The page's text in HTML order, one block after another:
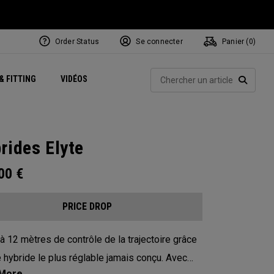
FITTING VIDÉOSExclusive Mavrik Complete Sets
Exclusivités - Balles de Golf
Juillet NEW Headwear
Women's Golf Balls
Exclusivités - Accessoires
Régionaux
Order Status Se connecter Panier ( 0)
Elyte
€
PRICE DROP
12 mètres de contrôle de la trajectoire grâce
hybride le plus réglable jamais conçu. Avec